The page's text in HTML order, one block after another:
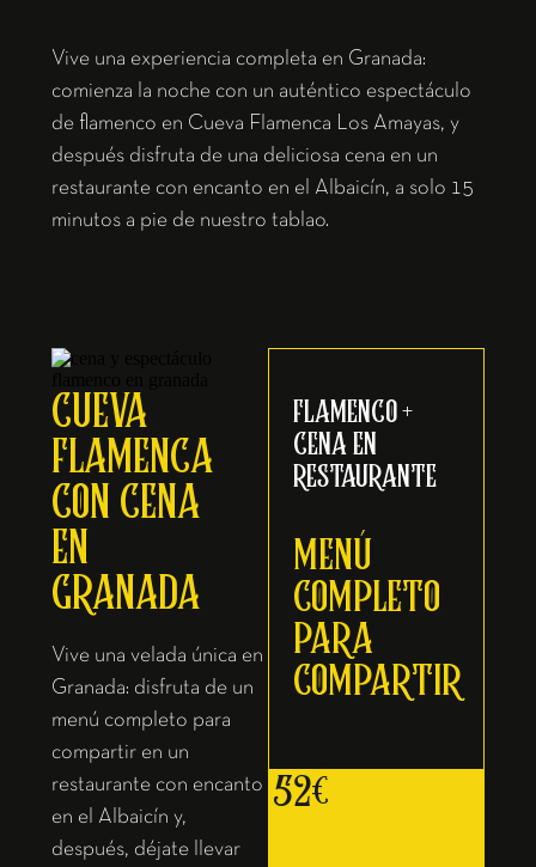
Vive una experiencia completa en Granada:
comienza la noche con un auténtico espectáculo
de flamenco en Cueva Flamenca Los Amayas, y
después disfruta de una deliciosa cena en un
restaurante con encanto en el Albaicín, a solo 15
minutos a pie de nuestro tablao.
CUEVA
FLAMENCA
CON CENA
EN
GRANADA
Vive una velada única en
Granada: disfruta de un
menú completo para
compartir en un
restaurante con encanto
en el Albaicín y,
después, déjate llevar
FLAMENCO +
CENA EN
RESTAURANTE
MENÚ
COMPLETO
PARA
COMPARTIR
52€